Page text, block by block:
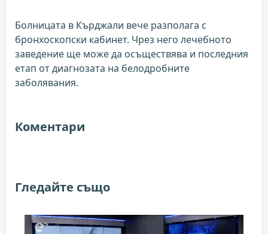
Болницата в Кърджали вече разполага с
бронхоскопски кабинет. Чрез него лечебното
заведение ще може да осъществява и последния
етап от диагнозата на белодробните
заболявания.
Коментари
Гледайте също